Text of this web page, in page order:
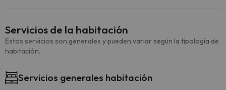
Servicios de la habitación
Estos servicios son generales y pueden variar según la tipología de
habitación.
Servicios generales habitación